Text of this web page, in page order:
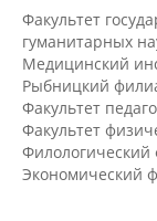
Факультет
гуманитарных
Медицинский
Рыбницкий
Факультет
Факультет
Филологический
Экономический